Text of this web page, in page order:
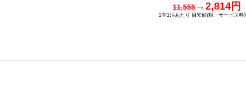
11,555→2,814円
1室1泊あたり 目安額(税・サービス料